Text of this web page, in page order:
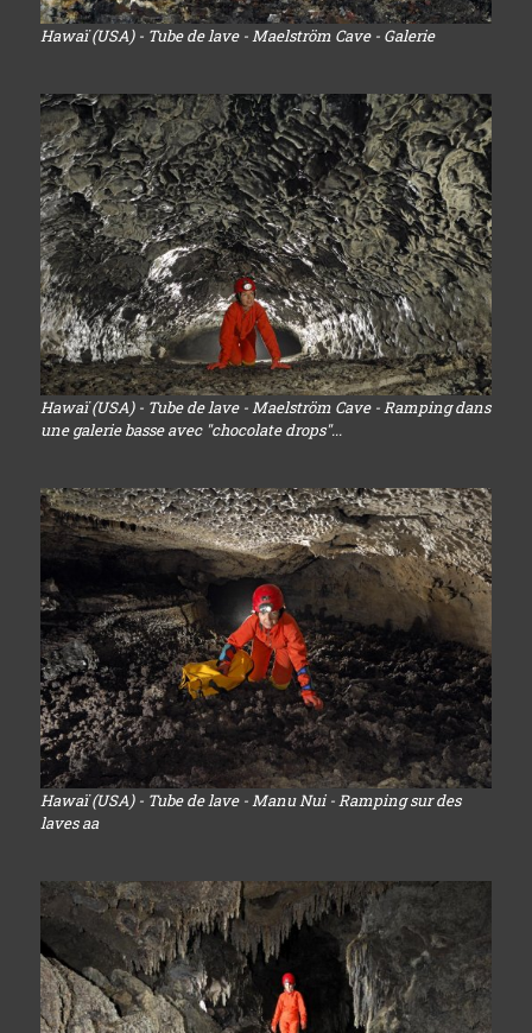
Hawaï (USA) - Tube de lave - Maelström Cave - Galerie
Hawaï (USA) - Tube de lave - Maelström Cave - Ramping dans
une galerie basse avec "chocolate drops"...
Hawaï (USA) - Tube de lave - Manu Nui - Ramping sur des
laves aa